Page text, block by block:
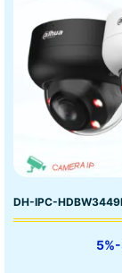
DH-IPC-